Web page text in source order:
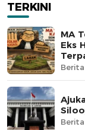
TERKINI
MA
Eks